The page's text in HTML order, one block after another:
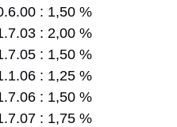
: 1,50 %
: 2,00 %
: 1,50 %
: 1,25 %
: 1,50 %
: 1,75 %